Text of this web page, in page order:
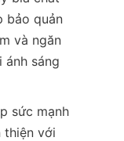
bảo quản
và ngăn
sáng
thiện với